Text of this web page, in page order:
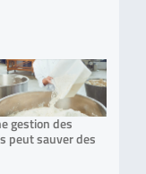
gestion des
peut sauver des